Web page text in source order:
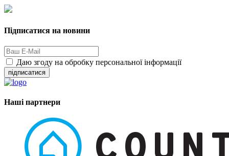
Підписатися на новини
Даю згоду на обробку персональної інформації
підписатися
Наші партнери